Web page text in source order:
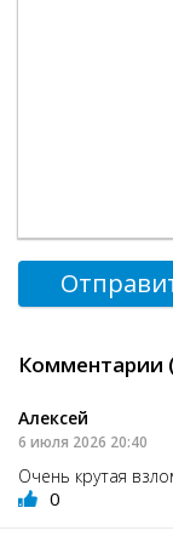
Комментарии
Алексей
6 июля 2026 20:40
Очень крутая
0